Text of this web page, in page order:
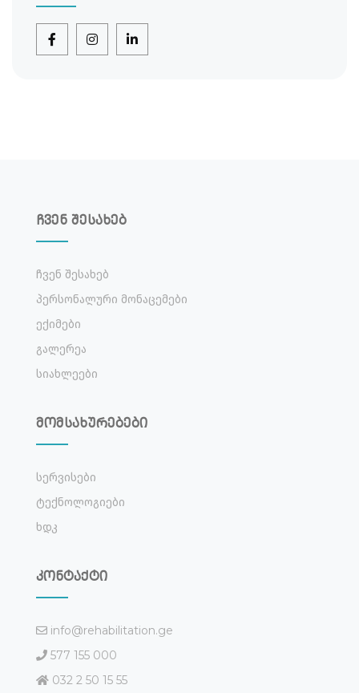
ჩვენ შესახებ
Ჩვენ Შესახებ
Პერსონალური Მონაცემები
Ექიმები
Გალერეა
Სიახლეები
მომსახურებები
Სერვისები
Ტექნოლოგიები
Ხდკ
კონტაქტი
info@rehabilitation.ge
577 155 000
032 2 50 15 55